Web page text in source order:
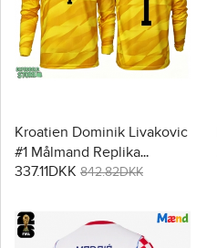
Kroatien Dominik Livakovic
#1 Målmand Replika
Hjemmebanetrøje VM
337.11DKK 842.82DKK